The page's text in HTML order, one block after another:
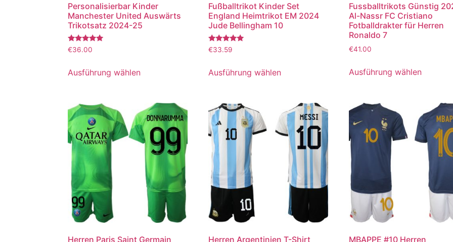
Personalisierbar Kinder
Manchester United Auswärts
Trikotsatz 2024-25
Bewertet
mit
von 5
€36.00
Ausführung wählen
Fußballtrikot Kinder Set
England Heimtrikot EM 2024
Jude Bellingham 10
Bewertet
mit
von 5
€33.59
Ausführung wählen
Fussballtrikots Günstig
Al-Nassr FC Cristiano
Fotballdrakter für Herren
Ronaldo 7
€41.00
Ausführung wählen
Herren Paris Saint Germain Herren Argentinien T-Shirt MBAPPE #10 Herren